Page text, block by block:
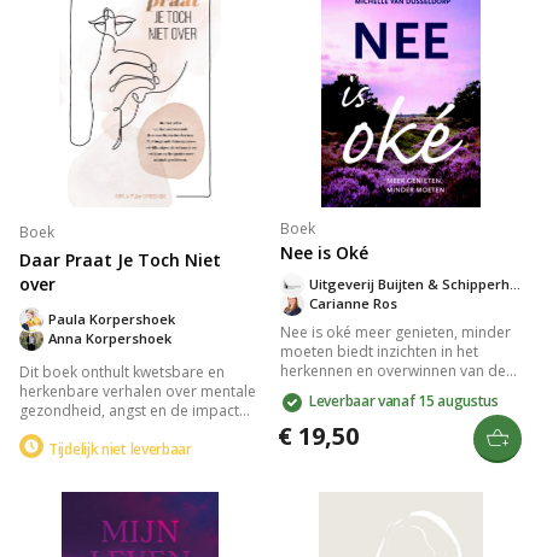
Boek
Daar Praat Je Toch Niet
over
Anna Korpershoek
Paula Korpershoek
Dit boek onthult kwetsbare en
herkenbare verhalen over mentale
gezondheid, angst en de impact
van seksueel misbruik. Met humor
en zelfspot delen schoonzussen
principes die hen hielpen
herstellen. Hun openhartigheid
inspireert, verbindt en helpt
schaamte doorbreken.
Tijdelijk niet leverbaar
Boek
Nee is Oké
Carianne Ros
Uitgeverij Buijten & Schipperheijn
Nee is oké meer genieten, minder
moeten biedt inzichten in het
herkennen en overwinnen van de
please disease. Therapeuten
Carianne Ros en Michelle van
Dusseldorp onthullen zeven
pleasetypes en geven praktische
adviezen voor meer zelfbewustzijn
Leverbaar vanaf 15 augustus
€ 19,50